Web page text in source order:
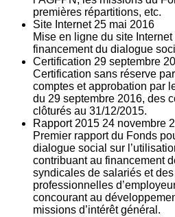
premières répartitions, etc.
Site Internet 25 mai 2016
Mise en ligne du site
financement du dialogue
Certification 29 septembre
Certification sans réserve
comptes et approbation par
du 29 septembre 2016, des
clôturés au 31/12/2015.
Rapport 2015 24 novembre
Premier rapport du Fonds
dialogue social sur
contribuant au financement
syndicales de salariés et
professionnelles
concourant au
missions d’intérêt général.